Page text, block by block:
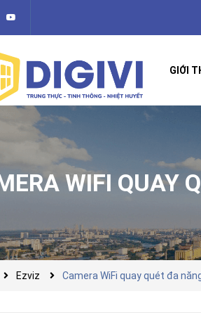
GIỚI
WIFI QUAY
Ezviz Camera WiFi quay quét đa